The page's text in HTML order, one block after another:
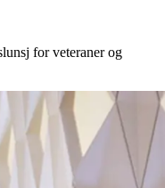
for veteraner og